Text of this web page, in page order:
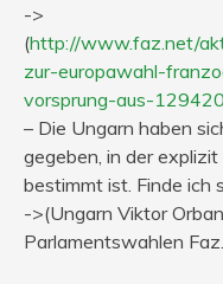
->
(http://www.faz.net/
zur-europawahl-
vorsprung-aus-
– Die Ungarn haben
gegeben, in der
bestimmt ist. Finde ich
->(Ungarn Viktor
Parlamentswahlen